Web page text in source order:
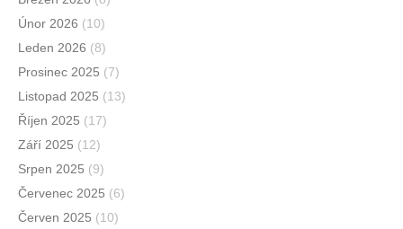
Únor 2026 (10)
Leden 2026 (8)
Prosinec 2025 (7)
Listopad 2025 (13)
Říjen 2025 (17)
Září 2025 (12)
Srpen 2025 (9)
Červenec 2025 (6)
Červen 2025 (10)